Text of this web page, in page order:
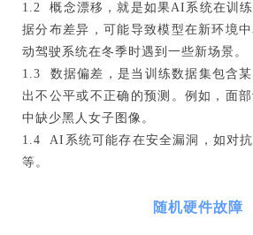
1.2 概念漂移，就是如果AI系统在训
据分布差异，可能导致模型在新环境
动驾驶系统在冬季时遇到一些新场景。
1.3 数据偏差，是当训练数据集包含
出不公平或不正确的预测。例如，面
中缺少黑人女子图像。
1.4 AI系统可能存在安全漏洞，如对
等。
随机硬件故障